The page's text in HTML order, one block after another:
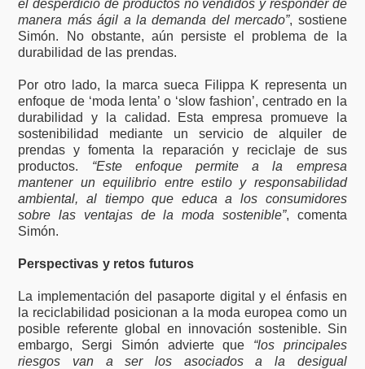
el desperdicio de productos no vendidos y responder de
manera más ágil a la demanda del mercado”, sostiene
Simón. No obstante, aún persiste el problema de la
durabilidad de las prendas.
Por otro lado, la marca sueca Filippa K representa un
enfoque de ‘moda lenta’ o ‘slow fashion’, centrado en la
durabilidad y la calidad. Esta empresa promueve la
sostenibilidad mediante un servicio de alquiler de
prendas y fomenta la reparación y reciclaje de sus
productos. “Este enfoque permite a la empresa
mantener un equilibrio entre estilo y responsabilidad
ambiental, al tiempo que educa a los consumidores
sobre las ventajas de la moda sostenible”, comenta
Simón.
Perspectivas y retos futuros
La implementación del pasaporte digital y el énfasis en
la reciclabilidad posicionan a la moda europea como un
posible referente global en innovación sostenible. Sin
embargo, Sergi Simón advierte que “los principales
riesgos van a ser los asociados a la desigual